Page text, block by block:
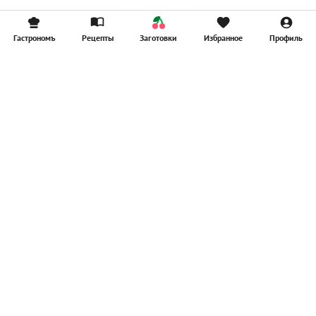
Гастрономъ Рецепты Заготовки Избранное Профиль